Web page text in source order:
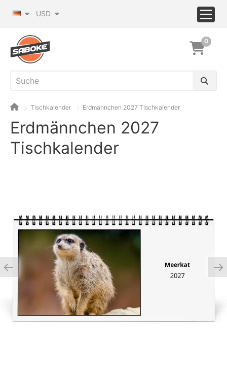
USD
0
Tischkalender Erdmännchen 2027 Tischkalender
Erdmännchen 2027
Tischkalender